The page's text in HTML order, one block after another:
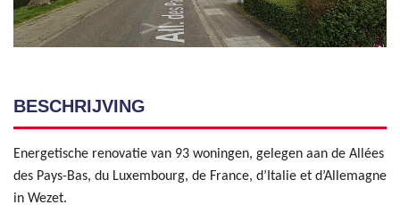
BESCHRIJVING
Energetische renovatie van 93 woningen, gelegen aan de Allées
des Pays-Bas, du Luxembourg, de France, d’Italie et d’Allemagne
in Wezet.